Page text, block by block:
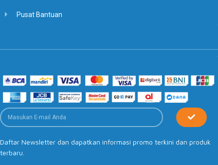
Pusat Bantuan
Daftar Newsletter dan dapatkan informasi promo terkini dan produk
terbaru.